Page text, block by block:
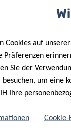
dank direkter
in
zum ersten
und, was
muss
Cookies auf
Präferenzen
Sie der
besuchen, um
Ihre
Cookie-